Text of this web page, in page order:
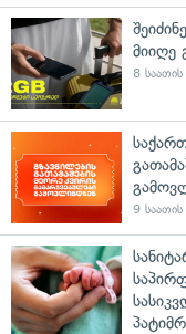
მიიღე
8 საათის
9 საათის